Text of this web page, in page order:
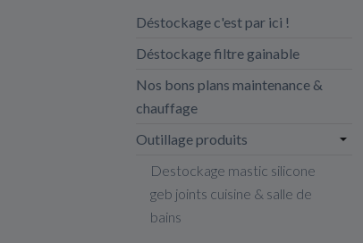
Déstockage c'est par ici !
Déstockage filtre gainable
Nos bons plans maintenance &
chauffage
Outillage produits
Destockage mastic silicone
geb joints cuisine & salle de
bains